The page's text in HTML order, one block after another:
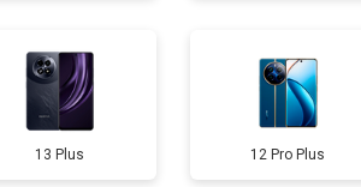
Замена аккумулятора
Замена кнопки включения
13 Plus 12 Pro Plus